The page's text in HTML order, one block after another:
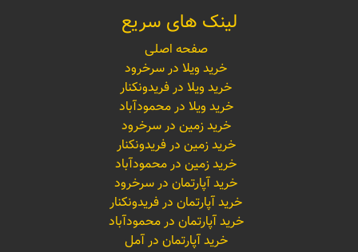
لینک های سریع
صفحه اصلی
خرید ویلا در سرخرود
خرید ویلا در فریدونکنار
خرید ویلا در محمودآباد
خرید زمین در سرخرود
خرید زمین در فریدونکنار
خرید زمین در محمودآباد
خرید آپارتمان در سرخرود
خرید آپارتمان در فریدونکنار
خرید آپارتمان در محمودآباد
خرید آپارتمان در آمل